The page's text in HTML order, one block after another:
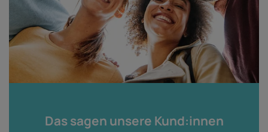
Das sagen unsere Kund:innen